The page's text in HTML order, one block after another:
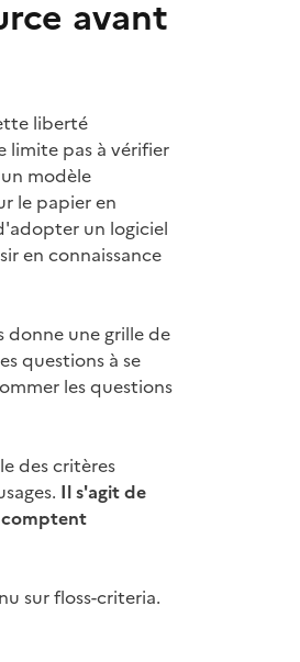
avant
liberté
limite pas à vérifier
modèle
le papier en
un logiciel
en connaissance
donne une grille de
questions à se
les questions
des critères
Il s'agit de
comptent
sur floss-criteria.